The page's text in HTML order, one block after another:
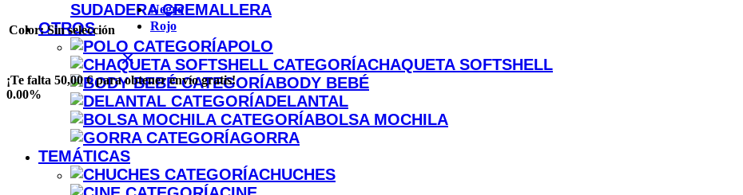
SUDADERA CREMALLERA
OTROS
POLO
CHAQUETA SOFTSHELL
BODY BEBÉ
DELANTAL
BOLSA MOCHILA
GORRA
TEMÁTICAS
CHUCHES
Color: Sin selección
Negro
Rojo
¡Te falta 50,00€para obtenerenvío gratis!
0.00%